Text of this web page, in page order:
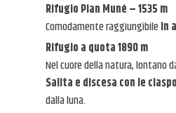
Galleria Fotografica
Contatti e aperture
Rifugio Pian Muné – 1535 m
Comodamente raggiungibilein
Rifugio a quota 1890 m
Nel cuore della natura, lontano
Salita e discesa con le
dalla luna.